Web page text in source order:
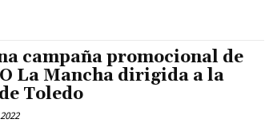
campaña promocional de
La Mancha dirigida a la
Toledo